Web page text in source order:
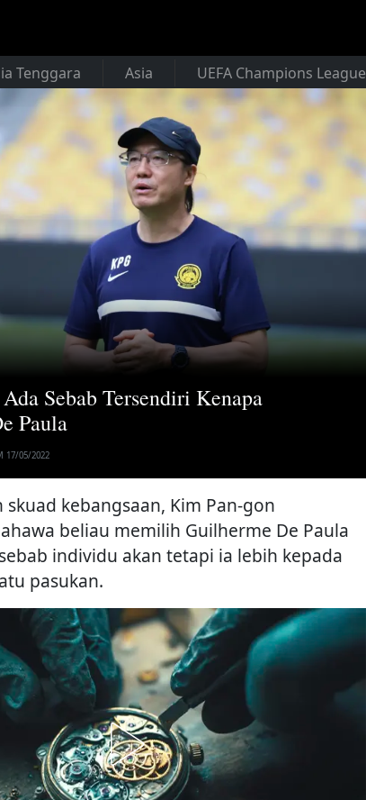
Tenggara Asia UEFA Champions League
Sebab Tersendiri Kenapa
Paula
17/05/2022
kebangsaan, Kim Pan-gon
beliau memilih Guilherme De Paula
individu akan tetapi ia lebih kepada
pasukan.